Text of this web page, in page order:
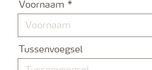
Voornaam
Tussenvoegsel